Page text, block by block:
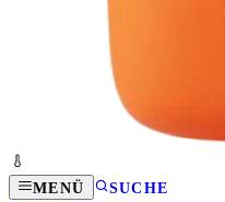
MENÜ SUCHE